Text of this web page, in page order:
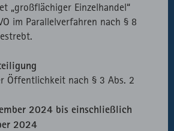
„großflächiger Einzelhandel“
im Parallelverfahren nach § 8
Öffentlichkeit nach § 3 Abs. 2
2024 bis einschließlich
2024